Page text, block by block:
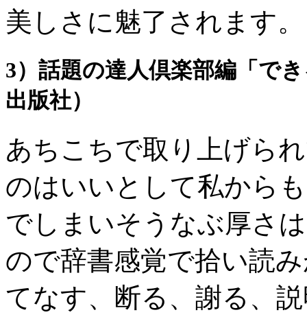
美しさに魅了されます。
3）話題の達人倶楽部編「で
出版社）
あちこちで取り上げら
のはいいとして私から
でしまいそうなぶ厚さ
ので辞書感覚で拾い読
てなす、断る、謝る、